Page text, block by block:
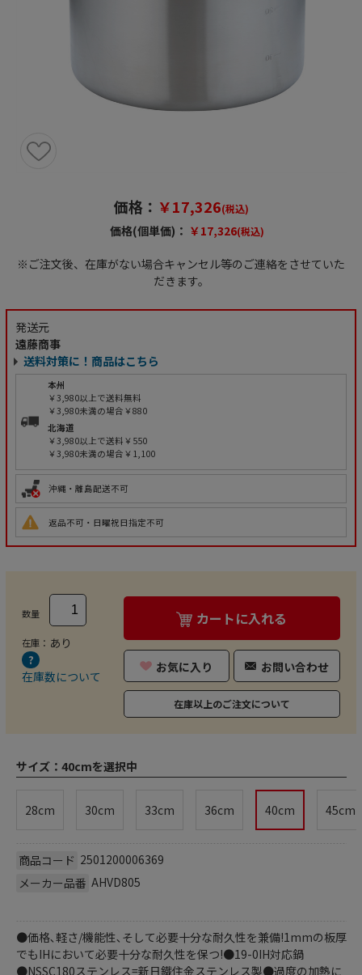
価格： ￥17,326(税込)
価格(個単価)： ￥17,326(税込)
※ご注文後、在庫がない場合キャンセル等のご連絡をさせていた
だきます。
発送元
遠藤商事
送料対策に！商品はこちら
本州
￥3,980以上で送料無料
￥3,980未満の場合￥880
北海道
￥3,980以上で送料￥550
￥3,980未満の場合￥1,100
沖縄・離島配送不可
返品不可・日曜祝日指定不可
数量
在庫： あり
在庫数について
カートに入れる
お気に入り お問い合わせ
在庫以上のご注文について
サイズ： 40cmを選択中
28cm 30cm 33cm 36cm 40cm 45cm
商品コード 2501200006369
メーカー品番 AHVD805
●価格､軽さ/機能性､そして必要十分な耐久性を兼備!1mmの板厚
でもIHにおいて必要十分な耐久性を保つ!●19-0IH対応鍋
●NSSC180ステンレス=新日鐵住金ステンレス製●過度の加熱に